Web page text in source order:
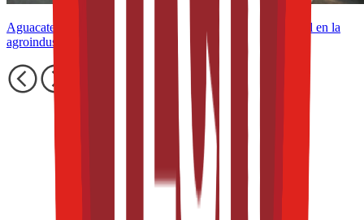
Aguacate mexicano: impacto económico, social y ambiental en la
agroindustria